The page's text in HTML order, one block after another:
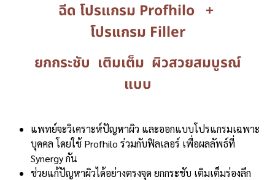
ฉีด โปรแกรม Profhilo +
โปรแกรม Filler
ยกกระชับ เติมเต็ม ผิวสวยสมบูรณ์
แบบ
แพทย์จะวิเคราะห์ปัญหาผิว และออกแบบโปรแกรมเฉพาะ
บุคคล โดยใช้ Profhilo ร่วมกับฟิลเลอร์ เพื่อผลลัพธ์ที่
Synergy กัน
ช่วยแก้ปัญหาผิวได้อย่างตรงจุด ยกกระชับ เติมเต็มร่องลึก